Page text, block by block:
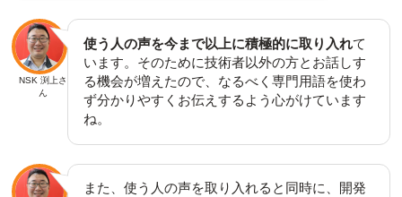
NSK 渕上さ
ん
使う人の声を今まで以上に積極的に取り入れて
います。そのために技術者以外の方とお話しす
る機会が増えたので、なるべく専門用語を使わ
ず分かりやすくお伝えするよう心がけています
ね。
また、使う人の声を取り入れると同時に、開発